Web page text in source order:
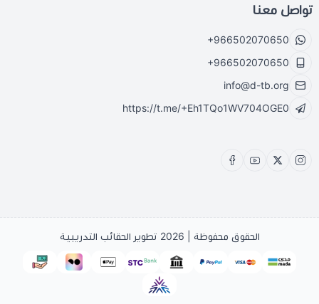
تواصل معنا
+966502070650
+966502070650
info@d-tb.org
https://t.me/+Eh1TQo1WV704OGE0
الحقوق محفوظة | 2026 تطوير الحقائب التدريبية